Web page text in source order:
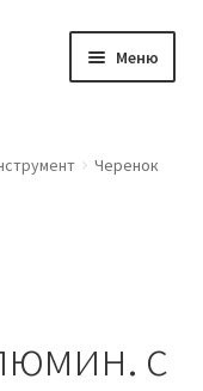
Меню
Черенок
с